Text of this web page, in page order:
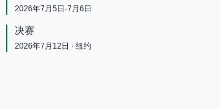
2026年7月5日-7月6日
决赛
2026年7月12日 · 纽约